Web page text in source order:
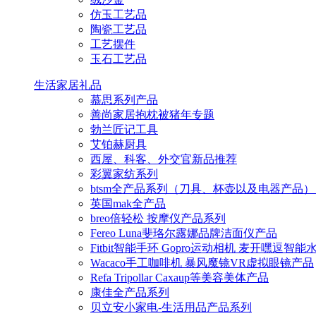
仿玉工艺品
陶瓷工艺品
工艺摆件
玉石工艺品
生活家居礼品
慕思系列产品
善尚家居抱枕被猪年专题
勃兰匠记工具
艾铂赫厨具
西屋、科客、外交官新品推荐
彩翼家纺系列
btsm全产品系列（刀具、杯壶以及电器产品）
英国mak全产品
breo倍轻松 按摩仪产品系列
Fereo Luna斐珞尔露娜品牌洁面仪产品
Fitbit智能手环 Gopro运动相机 麦开嘿逗智能
Wacaco手工咖啡机 暴风魔镜VR虚拟眼镜产品
Refa Tripollar Caxaup等美容美体产品
康佳全产品系列
贝立安小家电-生活用品产品系列